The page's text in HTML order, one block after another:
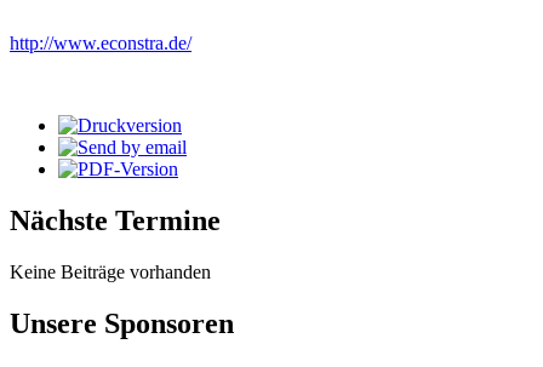
http://www.econstra.de/
Nächste Termine
Keine Beiträge vorhanden
Unsere Sponsoren